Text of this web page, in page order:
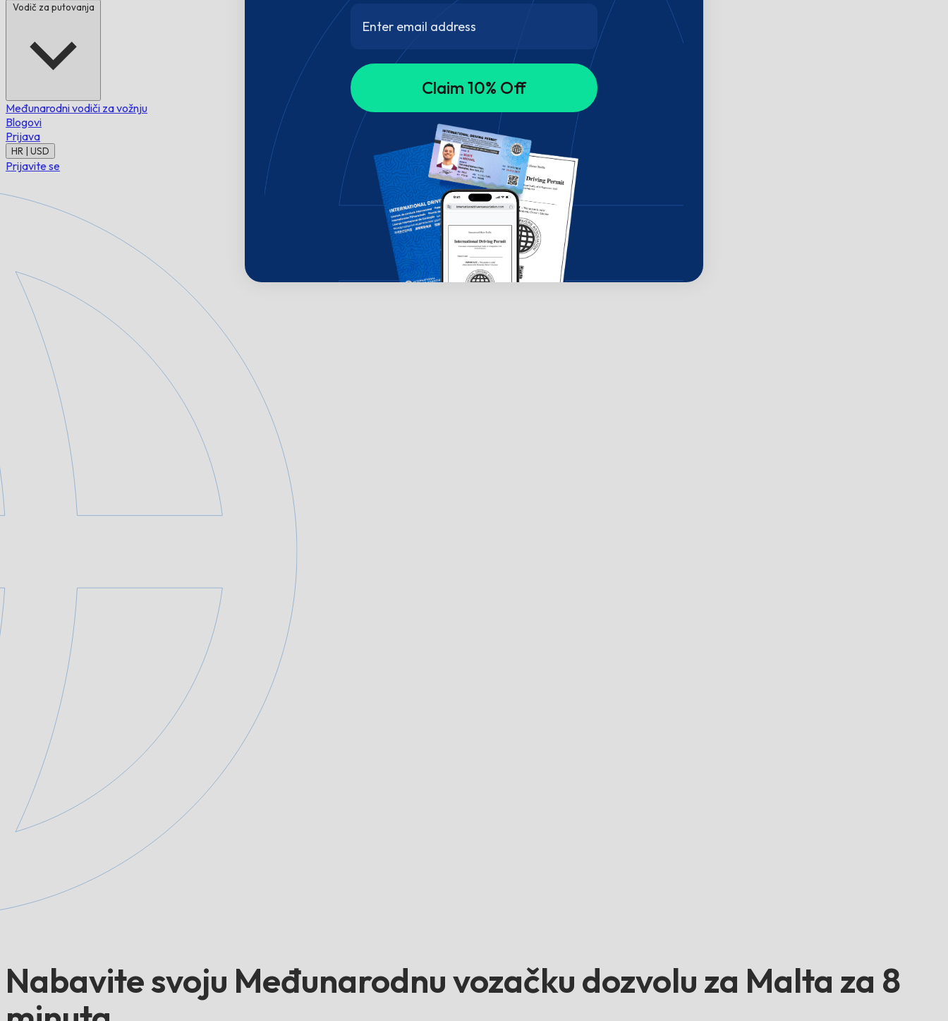
Vodič za putovanja
Međunarodni vodiči za vožnju
Blogovi
Prijava
HR | USD
Prijavite se
Nabavite svoju Međunarodnu vozačku dozvolu za Malta za 8
Claim 10% Off